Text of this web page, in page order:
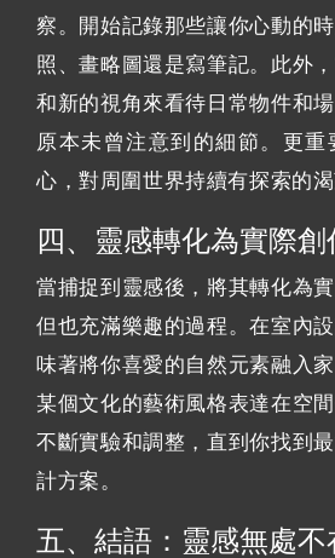
察。開始記錄那些讓你心動的
照、畫略圖還是寫筆記。此外
和新的視角來看待日常物件和
原本未曾注意到的細節。更重
心，對周圍世界持續有探索的渴
四、靈感轉化為實際創
當捕捉到靈感後，將其轉化為
但也充滿樂趣的過程。在室內
味著將你喜愛的自然元素融入
某個文化的藝術風格表達在空
不斷實驗和調整，直到你找到
計方案。
五、結語：靈感無處不